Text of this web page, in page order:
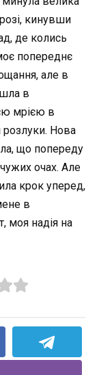
кинувши
де колись
попереднє
але в
в
мрією в
Нова
що попереду
очах. Але
крок уперед,
в
моя надія на